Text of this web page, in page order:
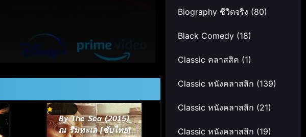
By The Sea (2015)
ณ ริมทะเล [ซับไทย]
Biography ชีวิตจริง (80)
Black Comedy (18)
Classic คลาสสิค (1)
Classic หนังคลาสสิก (139)
Classic หนังคลาสสิก (21)
Classic หนังคลาสสิก (19)